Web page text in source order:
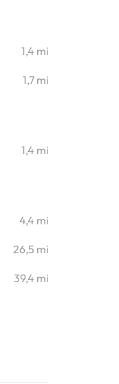
1,4 mi
1,7 mi
1,4 mi
4,4 mi
26,5 mi
39,4 mi